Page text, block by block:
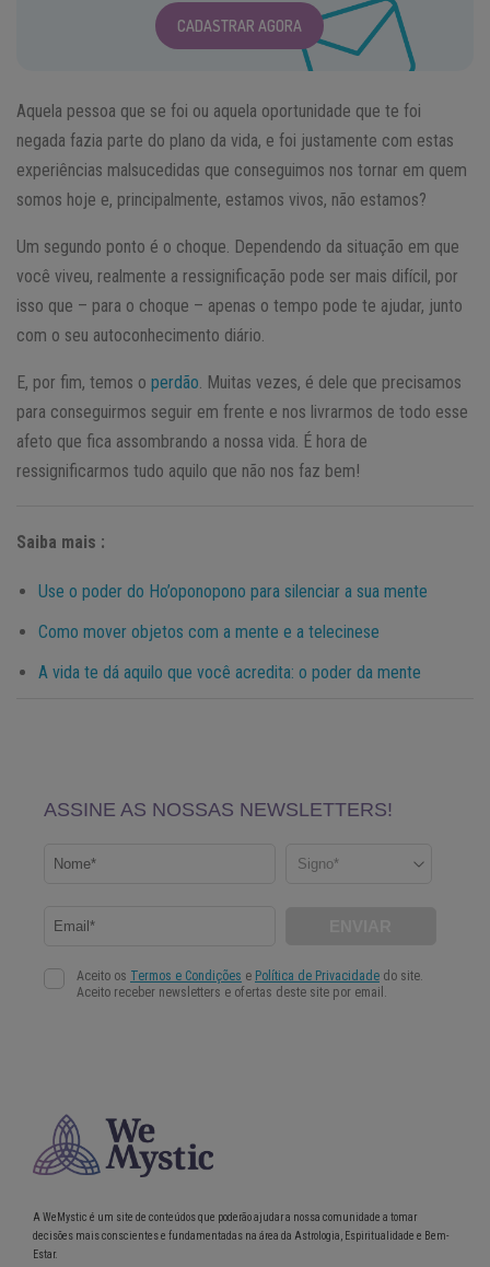
CADASTRAR AGORA
Aquela pessoa que se foi ou aquela oportunidade que te foi
negada fazia parte do plano da vida, e foi justamente com estas
experiências malsucedidas que conseguimos nos tornar em quem
somos hoje e, principalmente, estamos vivos, não estamos?
Um segundo ponto é o choque. Dependendo da situação em que
você viveu, realmente a ressignificação pode ser mais difícil, por
isso que – para o choque – apenas o tempo pode te ajudar, junto
com o seu autoconhecimento diário.
E, por fim, temos o perdão . Muitas vezes, é dele que precisamos
para conseguirmos seguir em frente e nos livrarmos de todo esse
afeto que fica assombrando a nossa vida. É hora de
ressignificarmos tudo aquilo que não nos faz bem!
Saiba mais :
Use o poder do Ho’oponopono para silenciar a sua mente
Como mover objetos com a mente e a telecinese
A vida te dá aquilo que você acredita: o poder da mente
A WeMystic é um site de conteúdos que poderão ajudar a nossa comunidade a tomar
decisões mais conscientes e fundamentadas na área da Astrologia, Espiritualidade e Bem-
Estar.